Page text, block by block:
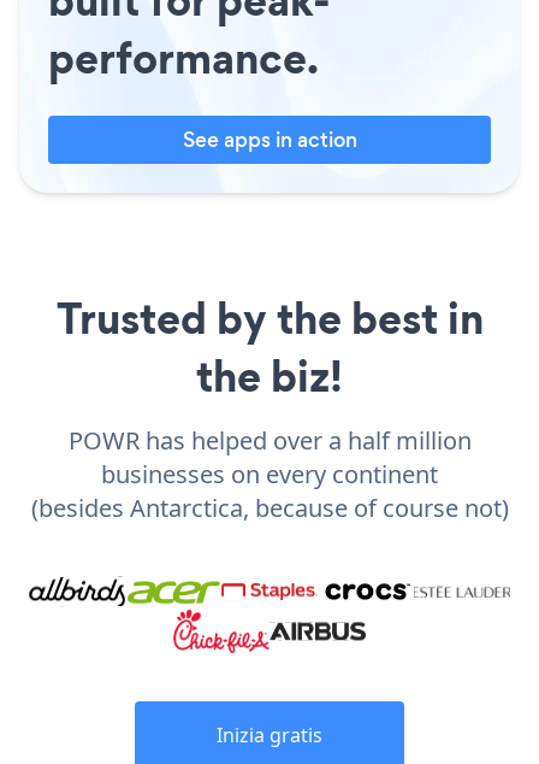
performance.
See apps in action
Trusted by the best in
the biz!
POWR has helped over a half million
businesses on every continent
(besides Antarctica, because of course not)
Inizia gratis